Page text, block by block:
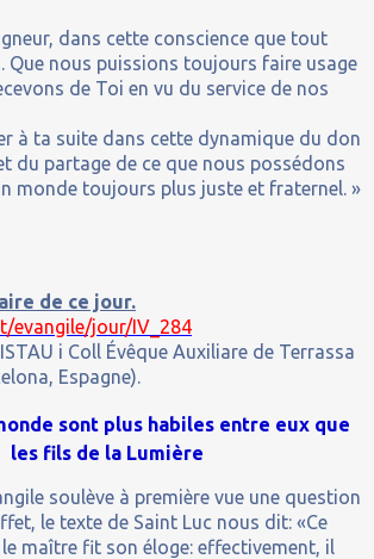
dans cette conscience que tout
Que nous puissions toujours faire usage
de Toi en vu du service de nos
à ta suite dans cette dynamique du don
du partage de ce que nous possédons
monde toujours plus juste et fraternel. »
de ce jour.
evangile/jour/IV_284
i Coll Évêque Auxiliare de Terrassa
Espagne).
sont plus habiles entre eux que
les fils de la Lumière
soulève à première vue une question
le texte de Saint Luc nous dit: «Ce
maître fit son éloge: effectivement, il